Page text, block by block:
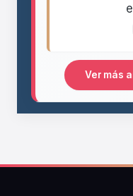
Ver más